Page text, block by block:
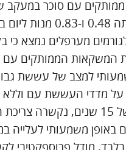
שנים הייתה 0.48 ו-
מערפלים נמצא כי
המשקאות הממותקים
למצב של עששת
מדדי העששת עם וללא
במעקב של 15 שנים, נקשרה
באופן משמעותי לעלייה